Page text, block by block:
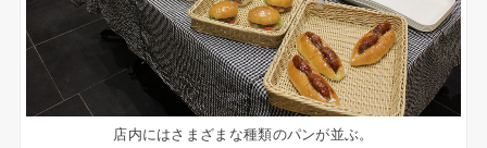
店内にはさまざまな種類のパンが並ぶ。